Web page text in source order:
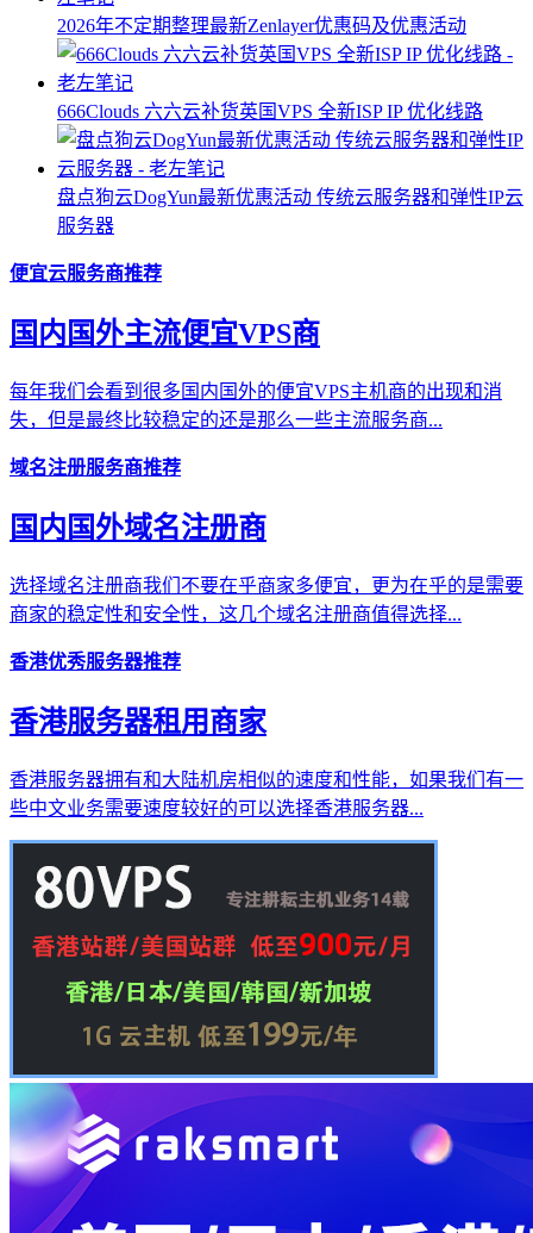
2026年不定期整理最新Zenlayer优惠码及优惠活动
666Clouds 六六云补货英国VPS 全新ISP IP 优化线路
盘点狗云DogYun最新优惠活动 传统云服务器和弹性IP云
服务器
便宜云服务商推荐
国内国外主流便宜VPS商
每年我们会看到很多国内国外的便宜VPS主机商的出现和消
失，但是最终比较稳定的还是那么一些主流服务商...
域名注册服务商推荐
国内国外域名注册商
选择域名注册商我们不要在乎商家多便宜，更为在乎的是需要
商家的稳定性和安全性，这几个域名注册商值得选择...
香港优秀服务器推荐
香港服务器租用商家
香港服务器拥有和大陆机房相似的速度和性能，如果我们有一
些中文业务需要速度较好的可以选择香港服务器...